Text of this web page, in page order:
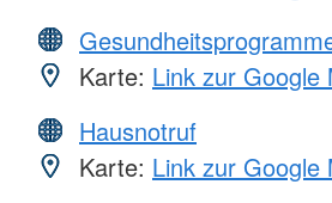
Karte: Link zur Google
Hausnotruf
Karte: Link zur Google